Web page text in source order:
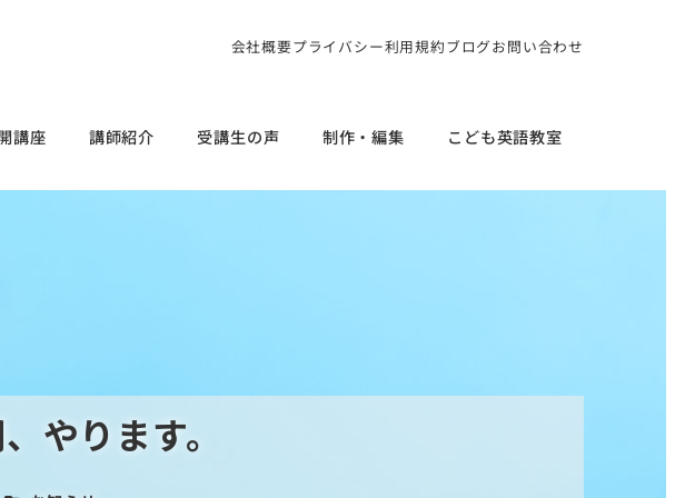
会社概要プライバシー利用規約ブログお問い合わせ
講座 講師紹介 受講生の声 制作・編集 こども英語教室
ります。